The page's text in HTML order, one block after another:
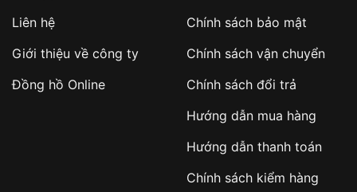
sản phẩm đặc biệt
hàng
Số tiền còn lại thanh toán khi nhận hàng hoặc
✔️ Đảm bảo xử lý đơn hàng nhanh chóng
✔️ Hạn chế tình trạng hủy đơn không mong
Liên hệ
Giới thiệu về công ty
Đồng hồ Online
Chính sách bảo mật
Chính sách vận chuyển
Chính sách đổi trả
Hướng dẫn mua hàng
Hướng dẫn thanh toán
Chính sách kiểm hàng